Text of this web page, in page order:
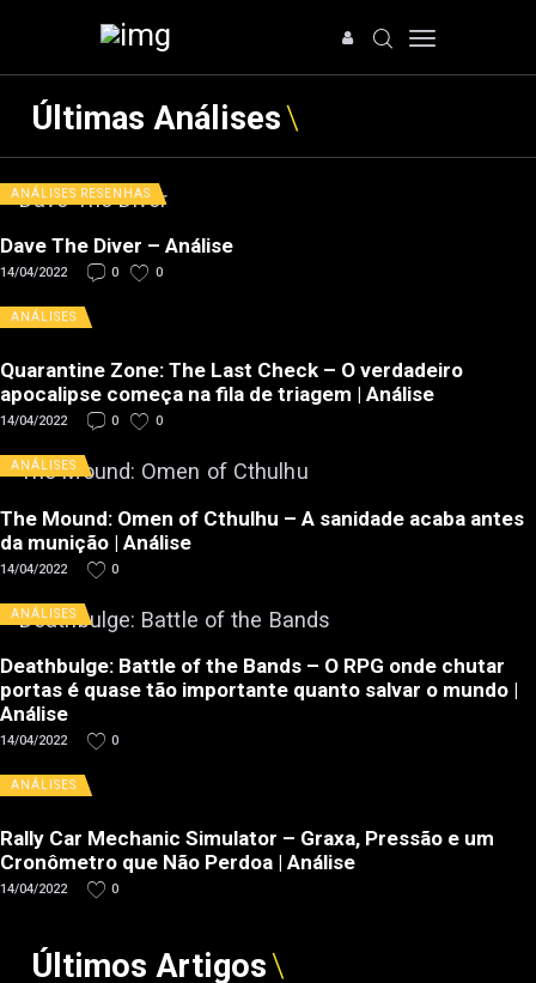
HOME
NOTÍCIAS
ARTIGOS
ANÁLISES
Últimas Análises
ANÁLISES RESENHAS
Dave The Diver – Análise
14/04/2022 0 0
ANÁLISES
Quarantine Zone: The Last Check – O verdadeiro
apocalipse começa na fila de triagem | Análise
14/04/2022 0 0
ANÁLISES
The Mound: Omen of Cthulhu – A sanidade acaba antes
da munição | Análise
14/04/2022 0
ANÁLISES
Deathbulge: Battle of the Bands – O RPG onde chutar
portas é quase tão importante quanto salvar o mundo |
Análise
14/04/2022 0
ANÁLISES
Rally Car Mechanic Simulator – Graxa, Pressão e um
Cronômetro que Não Perdoa | Análise
14/04/2022 0
Últimos Artigos